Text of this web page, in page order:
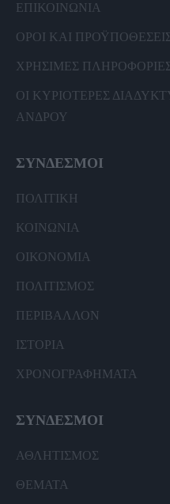
ΕΠΙΚΟΙΝΩΝΙΑ
ΟΡΟΙ ΚΑΙ
ΧΡΗΣΙΜΕΣ
ΟΙ ΚΥΡΙΟΤΕΡΕΣ
ΑΝΔΡΟΥ
ΣΥΝΔΕΣΜΟΙ
ΠΟΛΙΤΙΚΗ
ΚΟΙΝΩΝΙΑ
ΟΙΚΟΝΟΜΙΑ
ΠΟΛΙΤΙΣΜΟΣ
ΠΕΡΙΒΑΛΛΟΝ
ΙΣΤΟΡΙΑ
ΧΡΟΝΟΓΡΑΦΗΜΑΤΑ
ΣΥΝΔΕΣΜΟΙ
ΑΘΛΗΤΙΣΜΟΣ
ΘΕΜΑΤΑ